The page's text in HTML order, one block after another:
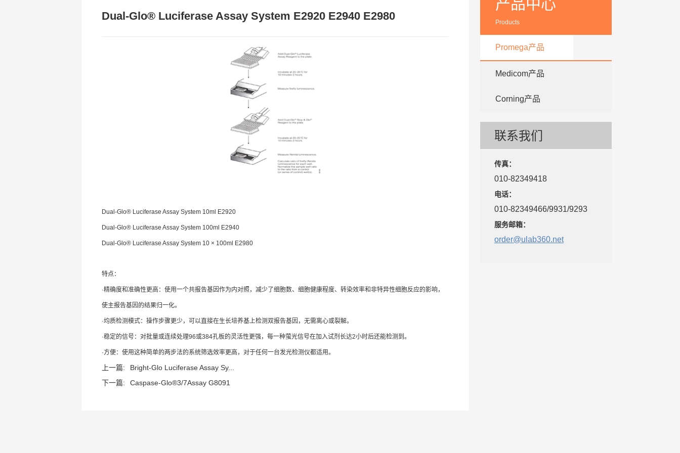
Dual-Glo® Luciferase Assay System E2920 E2940 E2980
Dual-Glo® Luciferase Assay System 10ml E2920
Dual-Glo® Luciferase Assay System 100ml E2940
Dual-Glo® Luciferase Assay System 10 × 100ml E2980
特点：
·精确度和准确性更高：使用一个共报告基因作为内对照，减少了细胞数、细胞健康程度、转染效率和非特异性细胞反应的影响，
使主报告基因的结果归一化。
·均质检测模式：操作步骤更少，可以直接在生长培养基上检测双报告基因，无需离心或裂解。
·稳定的信号：对批量或连续处理96或384孔板的灵活性更强，每一种萤光信号在加入试剂长达2小时后还能检测到。
·方便：使用这种简单的两步法的系统筛选效率更高，对于任何一台发光检测仪都适用。
上一篇:
Bright-Glo Luciferase Assay Sy...
下一篇:
Caspase-Glo®3/7Assay G8091
产品中心
Products
Promega产品
Medicom产品
Corning产品
联系我们
传真：
010-82349418
电话：
010-82349466/9931/9293
服务邮箱：
order@ulab360.net